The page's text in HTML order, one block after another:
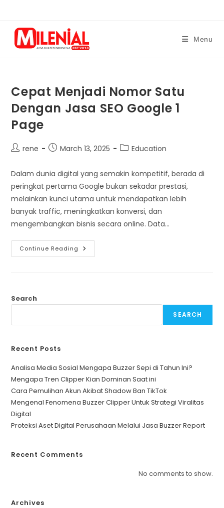
content
Menu
Cepat Menjadi Nomor Satu
Dengan Jasa SEO Google 1
Page
Postrene
PostMarch 13, 2025
PostEducation
Dalam dunia digital yang semakin kompetitif, berada di
peringkat pertama Google bukan sekadar prestasi,
melainkan kunci utama untuk mendapatkan lebih
banyak traffic, meningkatkan konversi, dan
mengembangkan bisnis secara online. Data…
Continue Reading Cepat
Menjadi
1
Search
SEARCH
Recent Posts
Analisa Media Sosial Mengapa Buzzer Sepi di Tahun Ini?
Mengapa Tren Clipper Kian Dominan Saat ini
Cara Pemulihan Akun Akibat Shadow Ban TikTok
Mengenal Fenomena Buzzer Clipper Untuk Strategi Viralitas
Digital
Proteksi Aset Digital Perusahaan Melalui Jasa Buzzer Report
Recent Comments
No comments to show.
Archives